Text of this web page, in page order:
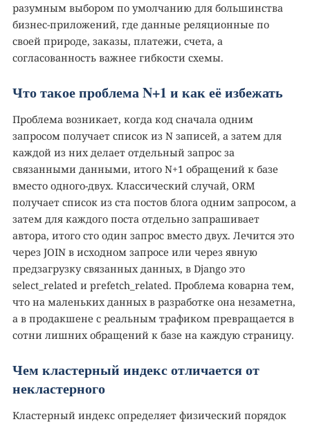
разумным выбором по умолчанию для большинства
бизнес-приложений, где данные реляционные по
своей природе, заказы, платежи, счета, а
согласованность важнее гибкости схемы.
Что такое проблема N+1 и как её избежать
Проблема возникает, когда код сначала одним
запросом получает список из N записей, а затем для
каждой из них делает отдельный запрос за
связанными данными, итого N+1 обращений к базе
вместо одного-двух. Классический случай, ORM
получает список из ста постов блога одним запросом, а
затем для каждого поста отдельно запрашивает
автора, итого сто один запрос вместо двух. Лечится это
через JOIN в исходном запросе или через явную
предзагрузку связанных данных, в Django это
select_related и prefetch_related. Проблема коварна тем,
что на маленьких данных в разработке она незаметна,
а в продакшене с реальным трафиком превращается в
сотни лишних обращений к базе на каждую страницу.
Чем кластерный индекс отличается от
некластерного
Кластерный индекс определяет физический порядок